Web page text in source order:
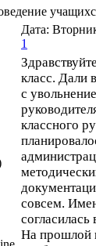
Дата:
1
класс. Дали
с
классного
совсем.
согласилась
На прошлой